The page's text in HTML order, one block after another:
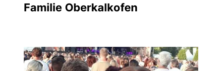
Familie Oberkalkofen